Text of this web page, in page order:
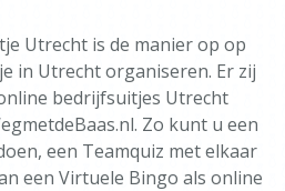
Utrecht is de manier op op
in Utrecht organiseren. Er zij
bedrijfsuitjes Utrecht
Zo kunt u een
een Teamquiz met elkaar
een Virtuele Bingo als online